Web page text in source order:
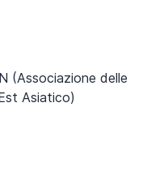
(Associazione delle
Asiatico)